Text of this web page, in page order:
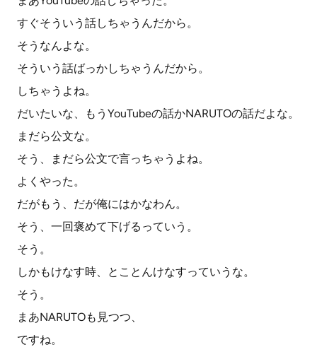
すぐそういう話しちゃうんだから。
そうなんよな。
そういう話ばっかしちゃうんだから。
しちゃうよね。
だいたいな、もうYouTubeの話かNARUTOの話だよな。
まだら公文な。
そう、まだら公文で言っちゃうよね。
よくやった。
だがもう、だが俺にはかなわん。
そう、一回褒めて下げるっていう。
そう。
しかもけなす時、とことんけなすっていうな。
そう。
まあNARUTOも見つつ、
ですね。